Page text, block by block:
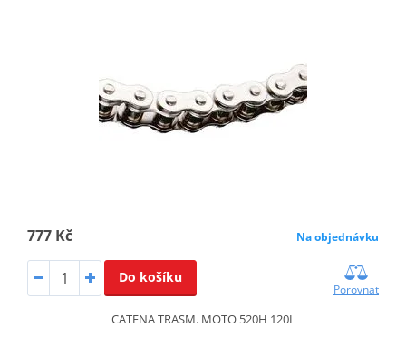
777 Kč Na objednávku
Do košíku
Porovnat
CATENA TRASM. MOTO 520H 120L